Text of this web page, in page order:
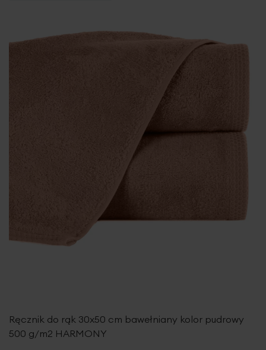
Ręcznik do rąk 30x50 cm bawełniany kolor pudrowy
500 g/m2 HARMONY